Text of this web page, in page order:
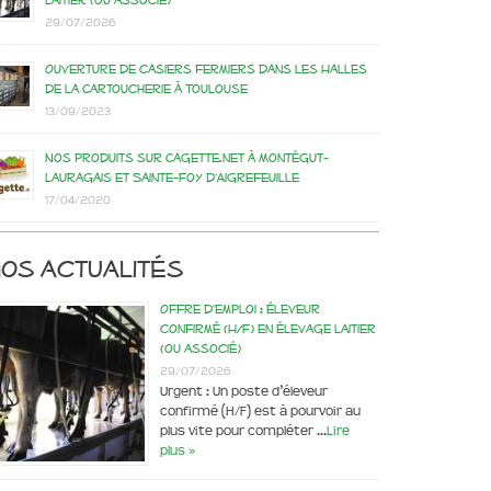
29/07/2026
Ouverture de casiers fermiers dans les Halles
de la Cartoucherie à Toulouse
13/09/2023
Nos produits sur Cagette.net à Montégut-
Lauragais et Sainte-Foy d’Aigrefeuille
17/04/2020
actualités
Offre d’emploi : éleveur
confirmé (H/F) en élevage laitier
(ou associé)
29/07/2026
Urgent : Un poste d’éleveur
confirmé (H/F) est à pourvoir au
plus vite pour compléter …Lire
plus »